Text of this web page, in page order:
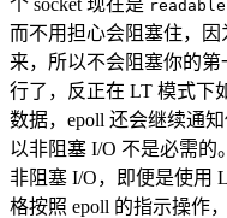
readable
而不用担心会阻塞住，
来，所以不会阻塞你的第
行了，反正在 LT 模式下
数据，epoll 还会继续通
以非阻塞 I/O 不是必需的
非阻塞 I/O，即便是使用
格按照 epoll 的指示操作